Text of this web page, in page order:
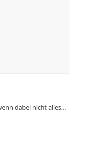
dabei nicht alles…